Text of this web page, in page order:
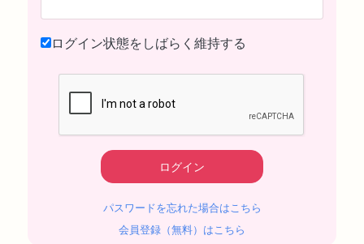
ログイン状態をしばらく維持する
パスワードを忘れた場合はこちら
会員登録（無料）はこちら